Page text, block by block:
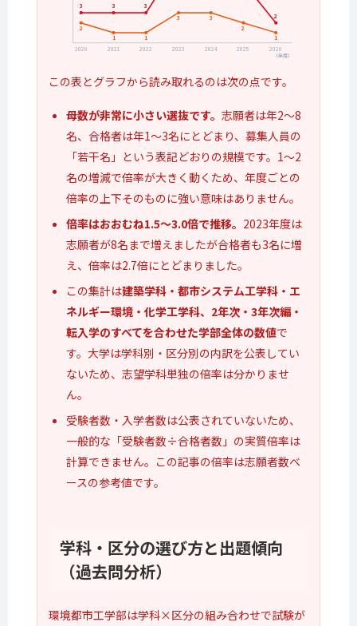
2020 2021 2022 2023 2024 2025 2026
（年度）
3 3 3
2
2
1
1
3
3
2
1
この表とグラフから読み取れるのは次の点です。
母数が非常に小さい選抜です。 志願者は年2〜8
名、合格者は年1〜3名にとどまり、募集人員の
「若干名」という表記どおりの規模です。1〜2
名の増減で倍率が大きく動くため、年度ごとの
倍率の上下そのものに強い意味はありません。
倍率はおおむね1.5〜3.0倍で推移。 2023年度は
志願者が8名まで増えましたが合格者も3名に増
え、倍率は2.7倍にとどまりました。
この集計は建築学科・都市システム工学科・エ
ネルギー環境・化学工学科、2年次・3年次編・
転入学のすべてを合わせた学部全体の数値で
す。大学は学科別・区分別の内訳を公表してい
ないため、志望学科単独の倍率は分かりませ
ん。
受験者数・入学者数は公表されていないため、
一般的な「受験者数÷合格者数」の実質倍率は
計算できません。この記事の倍率は志願者数ベ
ースの参考値です。
学科・区分の選び方と出題傾向
（過去問分析）
環境都市工学部は学科×区分の組み合わせで試験が